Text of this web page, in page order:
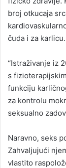
broj otkucaja
čuda i za karlicu.
“Istraživanje iz
s
funkciju
za kontrolu
seksualno
Naravno, seks
Zahvaljujući
vlastito